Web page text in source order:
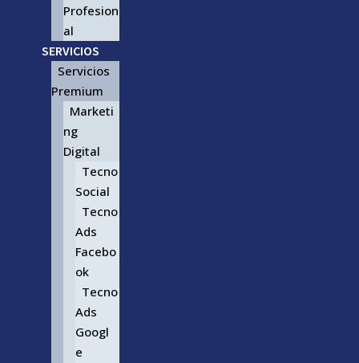
Profesion
al
SERVICIOS
Servicios
Premium
Marketi
ng
Digital
Tecno
Social
Tecno
Ads
Facebo
ok
Tecno
Ads
Googl
e